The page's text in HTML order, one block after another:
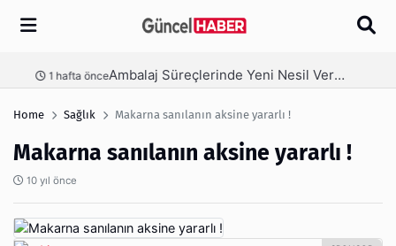
Arama
Ambalaj Süreçlerinde Yeni Nesil Verimliliği Olimpack ile Yakalayın 3 hafta önce
Home Sağlık Makarna sanılanın aksine yararlı !
Makarna sanılanın aksine yararlı !
10 yıl önce